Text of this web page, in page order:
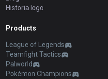
Historia logo
Products
League of Legends
Teamfight Tactics
Palworld
Pokémon Champions